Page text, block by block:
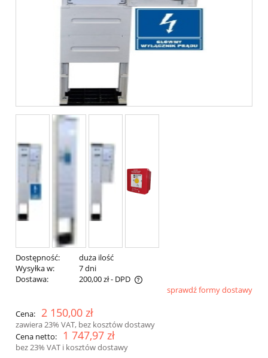
Dostępność:
duża ilość
Wysyłka w:
7 dni
Dostawa:
200,00 zł- DPD
sprawdź formy dostawy
Cena: 2 150,00 zł
zawiera 23% VAT, bez kosztów dostawy
Cena netto:
1 747,97 zł
bez 23% VAT i kosztów dostawy